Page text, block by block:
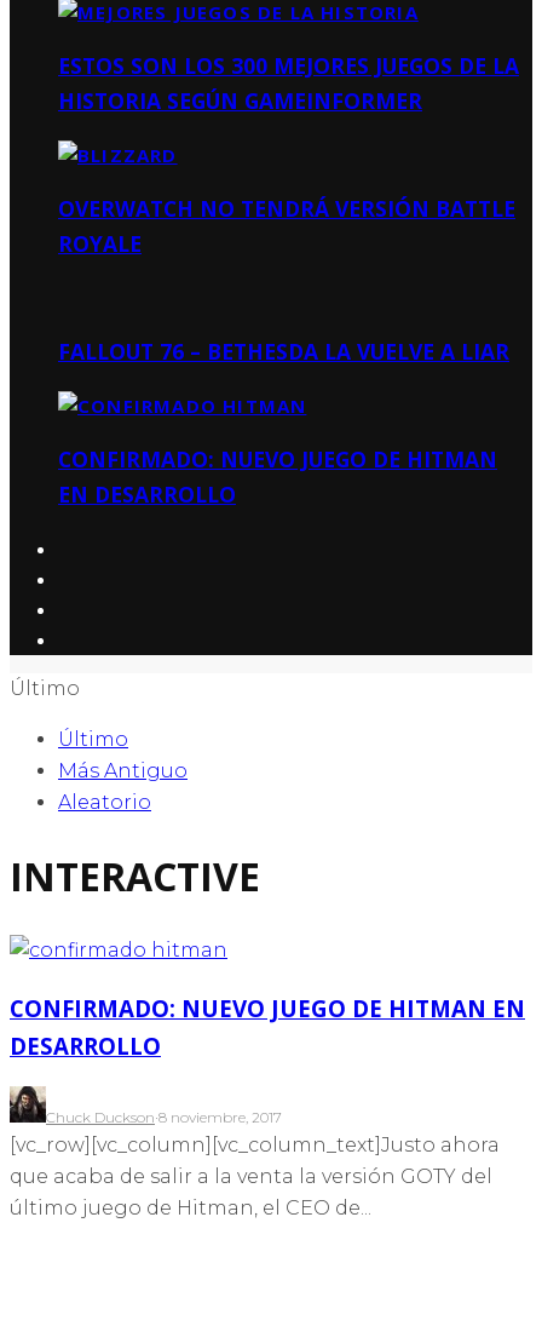
ESTOS SON LOS 300 MEJORES JUEGOS DE LA
HISTORIA SEGÚN GAMEINFORMER
OVERWATCH NO TENDRÁ VERSIÓN BATTLE
ROYALE
FALLOUT 76 – BETHESDA LA VUELVE A LIAR
CONFIRMADO: NUEVO JUEGO DE HITMAN
EN DESARROLLO
Último
Último
Más Antiguo
Aleatorio
INTERACTIVE
CONFIRMADO: NUEVO JUEGO DE HITMAN EN
DESARROLLO
Chuck Duckson·8 noviembre, 2017
[vc_row][vc_column][vc_column_text]Justo ahora
que acaba de salir a la venta la versión GOTY del
último juego de Hitman, el CEO de...